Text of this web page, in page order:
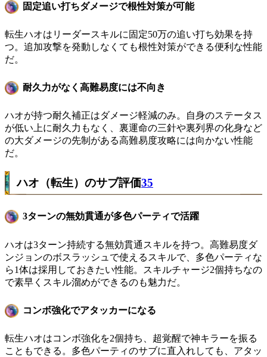
固定追い打ちダメージで根性対策が可能
転生ハオはリーダースキルに固定50万の追い打ち効果を持
つ。追加攻撃を発動しなくても根性対策ができる便利な性能
だ。
耐久力がなく高難易度には不向き
ハオが持つ耐久補正はダメージ軽減のみ。自身のステータス
が低い上に耐久力もなく、裏運命の三針や裏列界の化身など
の大ダメージの先制がある高難易度攻略には向かない性能
だ。
ハオ（転生）のサブ評価35
3ターンの無効貫通が多色パーティで活躍
ハオは3ターン持続する無効貫通スキルを持つ。高難易度ダ
ンジョンのボスラッシュで使えるスキルで、多色パーティな
ら1体は採用しておきたい性能。スキルチャージ2個持ちなの
で素早くスキル溜めができるのも魅力だ。
コンボ強化でアタッカーになる
転生ハオはコンボ強化を2個持ち、超覚醒で神キラーを振る
こともできる。多色パーティのサブに直入れしても、アタッ